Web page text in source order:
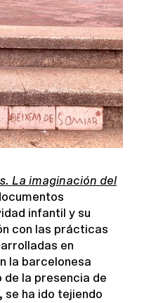
La imaginación del
infantil y su
con las prácticas
en
la barcelonesa
de la presencia de
se ha ido tejiendo